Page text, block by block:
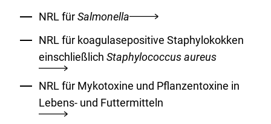
NRL fürSalmonella
NRL für koagulasepositive Staphylokokken
einschließlich Staphylococcus aureus
NRL für Mykotoxine und Pflanzentoxine in
Lebens- und Futtermitteln